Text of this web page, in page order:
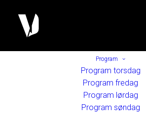
Program
Program torsdag
Program fredag
Program lørdag
Program søndag